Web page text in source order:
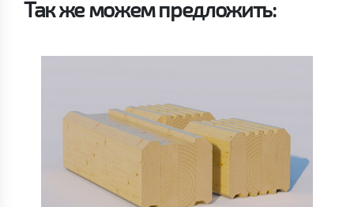
Так же можем предложить: